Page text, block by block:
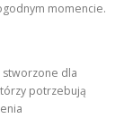
momencie.
dla
potrzebują